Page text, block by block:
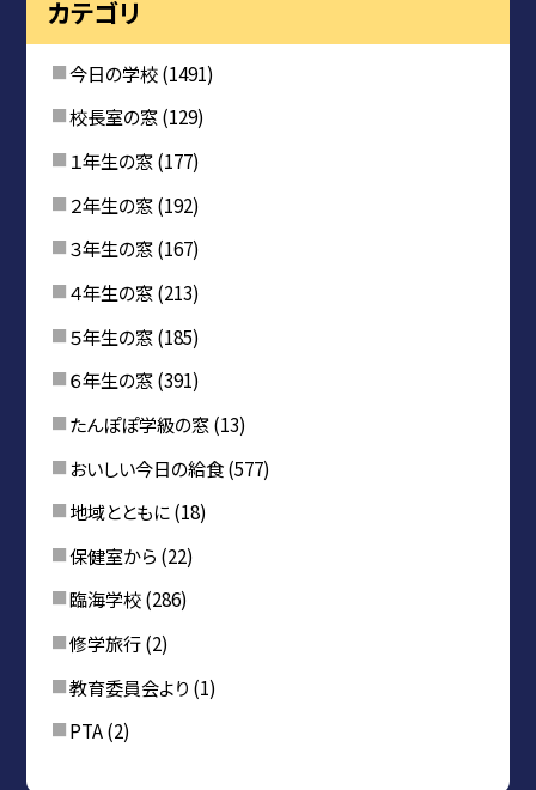
カテゴリ
今日の学校(1491)
校長室の窓(129)
１年生の窓(177)
２年生の窓(192)
３年生の窓(167)
４年生の窓(213)
５年生の窓(185)
６年生の窓(391)
たんぽぽ学級の窓(13)
おいしい今日の給食(577)
地域とともに(18)
保健室から (22)
臨海学校(286)
修学旅行(2)
教育委員会より (1)
PTA(2)